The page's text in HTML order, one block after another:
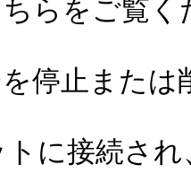
らをご覧く
停止また
に接続さ